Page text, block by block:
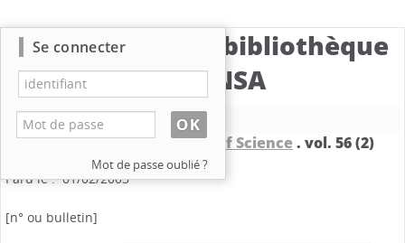
Catalogue de la bibliothèque
du CBNSA
Nouvelle recherche
Estuarine, Coastal and Shelf Science . vol. 56 (2)
Mention de date : february 2003
Paru le : 01/02/2003
[n° ou bulletin]
Se connecter
Mot de passe oublié ?